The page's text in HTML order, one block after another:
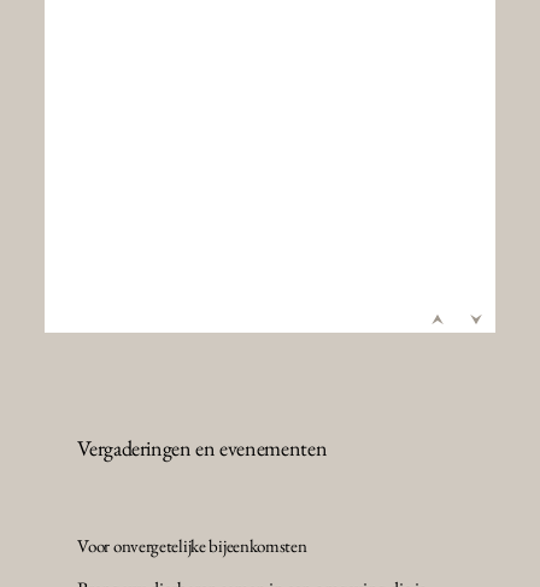
Vergaderingen en evenementen
Voor onvergetelijke bijeenkomsten